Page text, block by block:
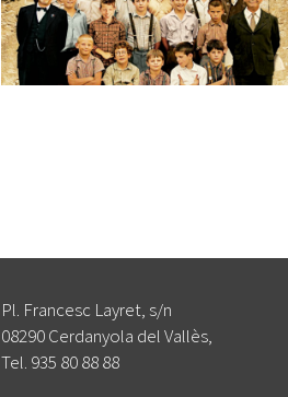
Pl. Francesc Layret, s/n
08290 Cerdanyola del Vallès,
Tel. 935 80 88 88